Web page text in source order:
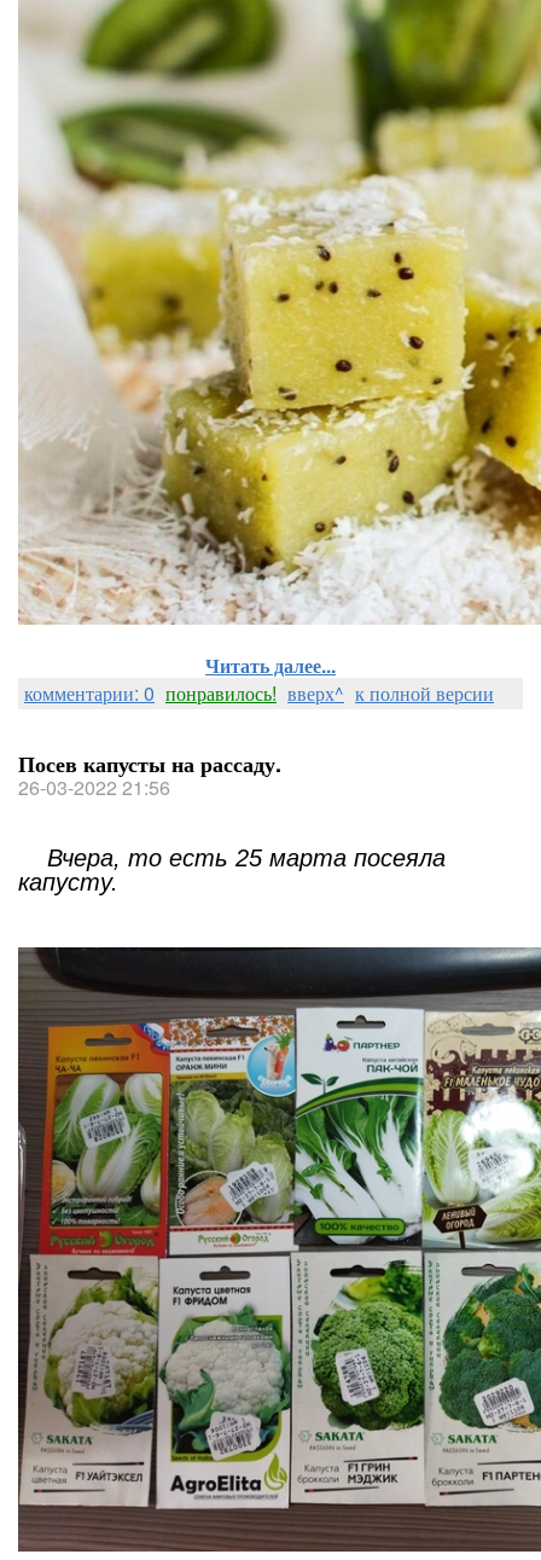
Читать далее...
комментарии: 0 понравилось! вверх^ к полной версии
Посев капусты на рассаду.
26-03-2022 21:56
Вчера, то есть 25 марта посеяла
капусту.